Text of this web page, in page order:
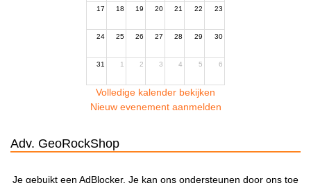
17 18 19 20 21 22 23
24 25 26 27 28 29 30
31 1 2 3 4 5 6
Volledige kalender bekijken
Nieuw evenement aanmelden
Adv. GeoRockShop
Je gebuikt een AdBlocker. Je kan ons ondersteunen door ons toe